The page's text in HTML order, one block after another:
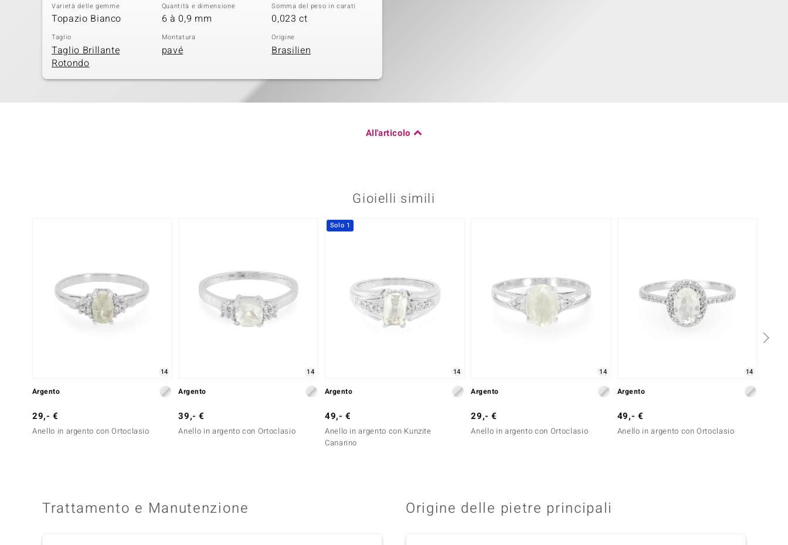
Varietà delle gemme
Topazio Bianco
Quantità e dimensione
6 à 0,9 mm
Somma del peso in carati
0,023 ct
Taglio
Taglio Brillante
Rotondo
Montatura
pavé
Origine
Brasilien
All'articolo
Gioielli simili
14
Argento
29,- €
Anello in argento con Ortoclasio
14
Argento
39,- €
Anello in argento con Ortoclasio
Solo 1
14
Argento
49,- €
Anello in argento con Kunzite
Canarino
14
Argento
29,- €
Anello in argento con Ortoclasio
14
Argento
49,- €
Anello in argento con Ortoclasio
Trattamento e Manutenzione Origine delle pietre principali